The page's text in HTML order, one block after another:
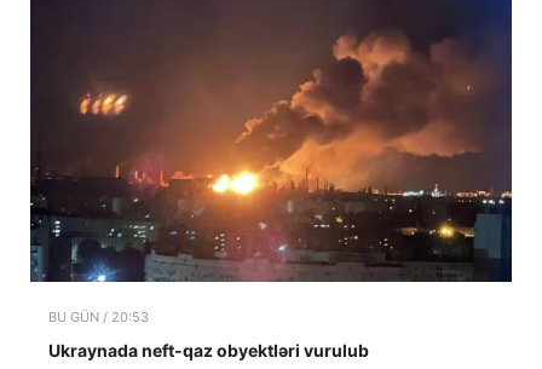
BU GÜN / 20:53
Ukraynada neft-qaz obyektləri vurulub